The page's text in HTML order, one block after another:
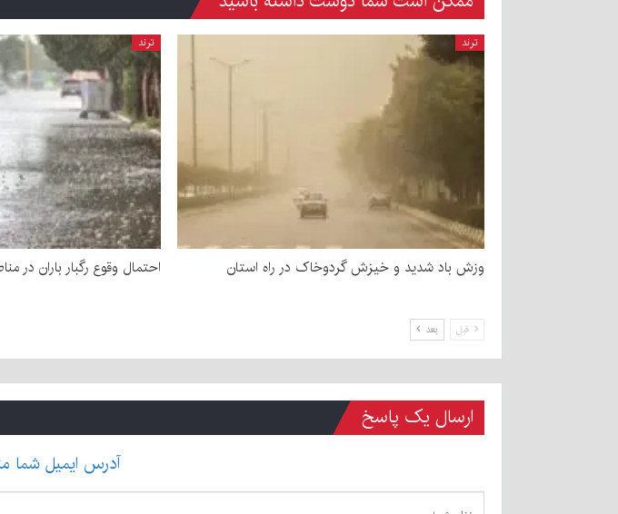
ترند
وزش باد شدید و خیزش گردوخاک در راه استان
ترند
احتمال وقوع رگبار باران در
قبل بعد
ارسال یک پاسخ
آدرس ایمیل شما